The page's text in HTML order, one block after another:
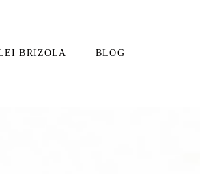
BRIZOLA BLOG